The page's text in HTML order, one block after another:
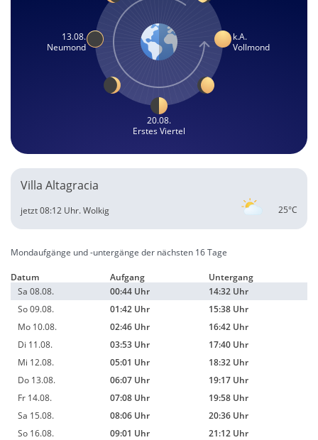
13.08.
Neumond
k.A.
Vollmond
20.08.
Erstes Viertel
Villa Altagracia
25°C
jetzt 08:12 Uhr.Wolkig
Mondaufgänge und -untergänge der nächsten 16 Tage
Datum Aufgang
Untergang
Sa 08.08.
00:44 Uhr
14:32 Uhr
So 09.08.
01:42 Uhr
15:38 Uhr
Mo 10.08.
02:46 Uhr
16:42 Uhr
Di 11.08.
03:53 Uhr
17:40 Uhr
Mi 12.08.
05:01 Uhr
18:32 Uhr
Do 13.08.
06:07 Uhr
19:17 Uhr
Fr 14.08.
07:08 Uhr
19:58 Uhr
Sa 15.08.
08:06 Uhr
20:36 Uhr
So 16.08.
09:01 Uhr
21:12 Uhr